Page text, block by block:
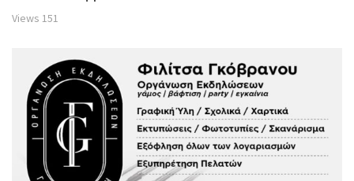
Views 151